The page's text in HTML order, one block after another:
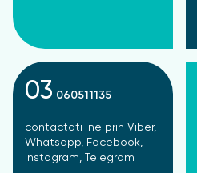
03 060511135
contactați-ne prin Viber,
Whatsapp, Facebook,
Instagram, Telegram